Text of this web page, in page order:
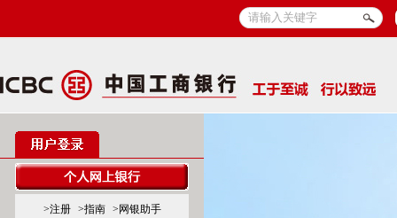
>注册 >指南
>网银助手